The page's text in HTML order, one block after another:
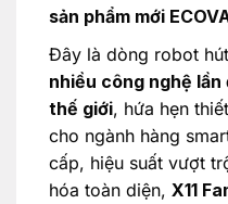
sản phẩm mới
Đây là dòng robot
nhiều công nghệ
thế giới, hứa hẹn
cho ngành hàng
cấp, hiệu suất vượt
hóa toàn diện, X11